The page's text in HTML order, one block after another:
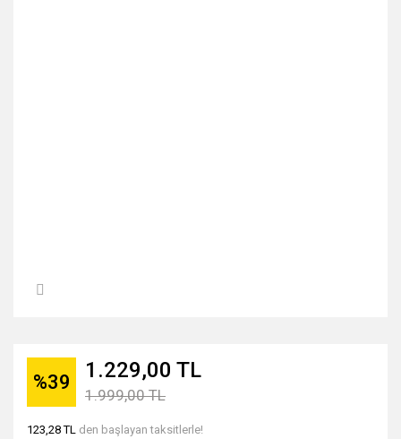
%39 1.229,00 TL
1.999,00 TL
123,28 TL den başlayan taksitlerle!